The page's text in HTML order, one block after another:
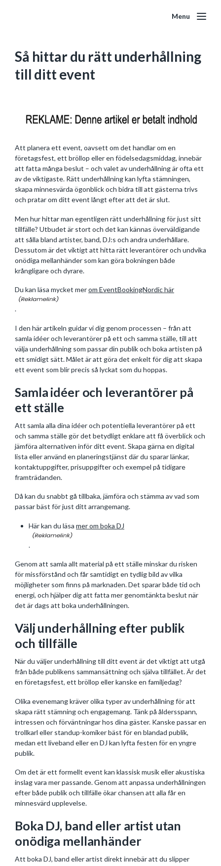
Menu
Så hittar du rätt underhållning
till ditt event
Att planera ett event, oavsett om det handlar om en
företagsfest, ett bröllop eller en födelsedagsmiddag, innebär
att fatta många beslut – och valet av underhållning är ofta ett
av de viktigaste. Rätt underhållning kan lyfta stämningen,
skapa minnesvärda ögonblick och bidra till att gästerna trivs
och pratar om ditt event långt efter att det är slut.
Men hur hittar man egentligen rätt underhållning för just sitt
tillfälle? Utbudet är stort och det kan kännas överväldigande
att sålla bland artister, band, DJ:s och andra underhållare.
Dessutom är det viktigt att hitta rätt leverantörer och undvika
onödiga mellanhänder som kan göra bokningen både
krångligare och dyrare.
Du kan läsa mycket merom EventBookingNordic här
.
I den här artikeln guidar vi dig genom processen – från att
samla idéer och leverantörer på ett och samma ställe, till att
välja underhållning som passar din publik och boka artisten på
ett smidigt sätt. Målet är att göra det enkelt för dig att skapa
ett event som blir precis så lyckat som du hoppas.
Samla idéer och leverantörer på
ett ställe
Att samla alla dina idéer och potentiella leverantörer på ett
och samma ställe gör det betydligt enklare att få överblick och
jämföra alternativen inför ditt event. Skapa gärna en digital
lista eller använd en planeringstjänst där du sparar länkar,
kontaktuppgifter, prisuppgifter och exempel på tidigare
framträdanden.
Då kan du snabbt gå tillbaka, jämföra och stämma av vad som
passar bäst för just ditt arrangemang.
Här kan du läsa mer om boka DJ
.
Genom att samla allt material på ett ställe minskar du risken
för missförstånd och får samtidigt en tydlig bild av vilka
möjligheter som finns på marknaden. Det sparar både tid och
energi, och hjälper dig att fatta mer genomtänkta beslut när
det är dags att boka underhållningen.
Välj underhållning efter publik
och tillfälle
När du väljer underhållning till ditt event är det viktigt att utgå
från både publikens sammansättning och själva tillfället. Är det
en företagsfest, ett bröllop eller kanske en familjedag?
Olika evenemang kräver olika typer av underhållning för att
skapa rätt stämning och engagemang. Tänk på åldersspann,
intressen och förväntningar hos dina gäster. Kanske passar en
trollkarl eller standup-komiker bäst för en blandad publik,
medan ett liveband eller en DJ kan lyfta festen för en yngre
publik.
Om det är ett formellt event kan klassisk musik eller akustiska
inslag vara mer passande. Genom att anpassa underhållningen
efter både publik och tillfälle ökar chansen att alla får en
minnesvärd upplevelse.
Boka DJ, band eller artist utan
onödiga mellanhänder
Att boka DJ, band eller artist direkt innebär att du slipper